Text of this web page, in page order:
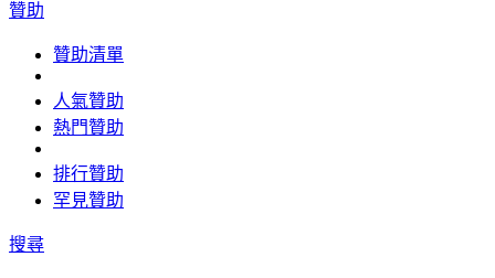
贊助
贊助清單
人氣贊助
熱門贊助
排行贊助
罕見贊助
搜尋